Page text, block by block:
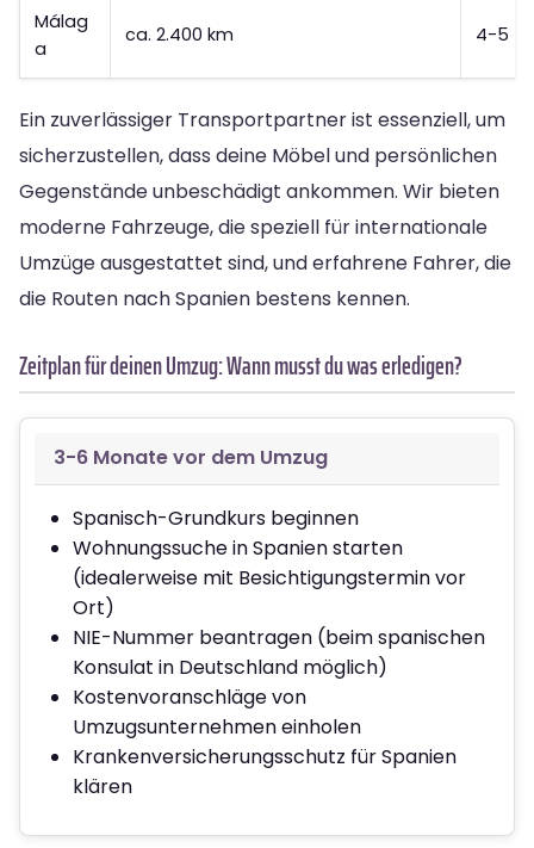
Málag
a
ca. 2.400 km 4-5
Ein zuverlässiger Transportpartner ist essenziell, um
sicherzustellen, dass deine Möbel und persönlichen
Gegenstände unbeschädigt ankommen. Wir bieten
moderne Fahrzeuge, die speziell für internationale
Umzüge ausgestattet sind, und erfahrene Fahrer, die
die Routen nach Spanien bestens kennen.
Zeitplan für deinen Umzug: Wann musst du was erledigen?
3-6 Monate vor dem Umzug
Spanisch-Grundkurs beginnen
Wohnungssuche in Spanien starten
(idealerweise mit Besichtigungstermin vor
Ort)
NIE-Nummer beantragen (beim spanischen
Konsulat in Deutschland möglich)
Kostenvoranschläge von
Umzugsunternehmen einholen
Krankenversicherungsschutz für Spanien
klären